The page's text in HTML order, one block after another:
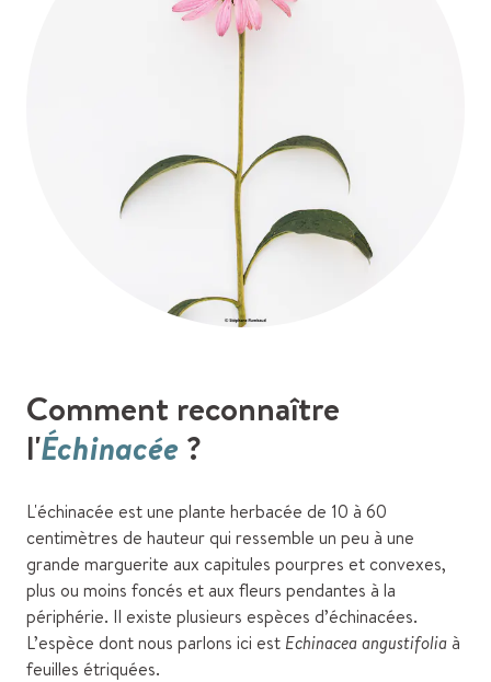
Comment reconnaître
l'Échinacée?
L'échinacée est une plante herbacée de 10 à 60
centimètres de hauteur qui ressemble un peu à une
grande marguerite aux capitules pourpres et convexes,
plus ou moins foncés et aux fleurs pendantes à la
périphérie. Il existe plusieurs espèces d’échinacées.
L’espèce dont nous parlons ici est Echinacea angustifoliaà
feuilles étriquées.